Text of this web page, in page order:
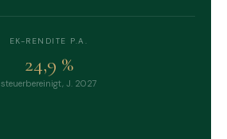
EK-RENDITE P.A.
24,9 %
steuerbereinigt, J. 2027